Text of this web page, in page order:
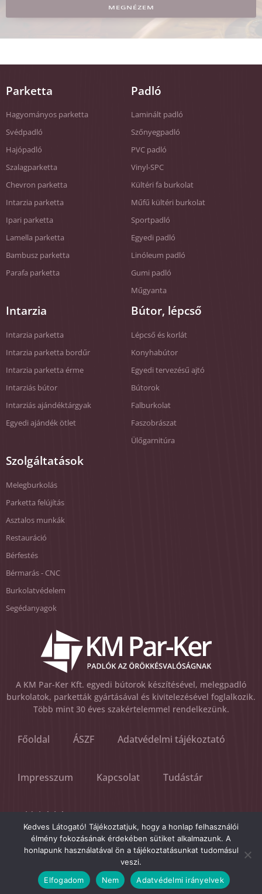
MEGNÉZEM
Parketta
Hagyományos parketta
Svédpadló
Hajópadló
Szalagparketta
Chevron parketta
Intarzia parketta
Ipari parketta
Lamella parketta
Bambusz parketta
Parafa parketta
Padló
Laminált padló
Szőnyegpadló
PVC padló
Vinyl-SPC
Kültéri fa burkolat
Műfű kültéri burkolat
Sportpadló
Egyedi padló
Linóleum padló
Gumi padló
Műgyanta
Intarzia
Intarzia parketta
Intarzia parketta bordűr
Intarzia parketta érme
Intarziás bútor
Intarziás ajándéktárgyak
Egyedi ajándék ötlet
Bútor, lépcső
Lépcső és korlát
Konyhabútor
Egyedi tervezésű ajtó
Bútorok
Falburkolat
Faszobrászat
Ülőgarnitúra
Szolgáltatások
Melegburkolás
Parketta felújítás
Asztalos munkák
Restauráció
Bérfestés
Bérmarás - CNC
Burkolatvédelem
Segédanyagok
A KM Par-Ker Kft. egyedi bútorok készítésével, melegpadló
burkolatok, parketták gyártásával és kivitelezésével foglalkozik.
Több mint 30 éves szakértelemmel rendelkezünk.
Főoldal ÁSZF Adatvédelmi tájékoztató
Impresszum Kapcsolat Tudástár
Oldaltérkép
Visszaélés bejelentés
© 2008 - 2022 KM Par-Ker - All Rights Reserved
Kedves Látogató! Tájékoztatjuk, hogy a honlap felhasználói
élmény fokozásának érdekében sütiket alkalmazunk. A
honlapunk használatával ön a tájékoztatásunkat tudomásul
veszi.
Elfogadom
Nem Adatvédelmi irányelvek